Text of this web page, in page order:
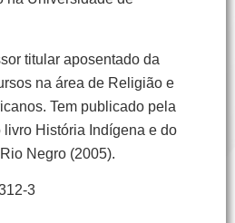
titular aposentado da
na área de Religião e
Tem publicado pela
livro História Indígena e do
Negro (2005).
3